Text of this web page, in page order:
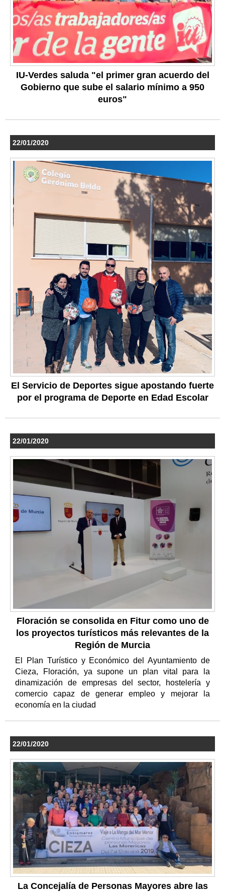
IU-Verdes saluda "el primer gran acuerdo del
Gobierno que sube el salario mínimo a 950
euros"
22/01/2020
El Servicio de Deportes sigue apostando fuerte
por el programa de Deporte en Edad Escolar
22/01/2020
Floración se consolida en Fitur como uno de
los proyectos turísticos más relevantes de la
Región de Murcia
El Plan Turístico y Económico del Ayuntamiento de
Cieza, Floración, ya supone un plan vital para la
dinamización de empresas del sector, hostelería y
comercio capaz de generar empleo y mejorar la
economía en la ciudad
22/01/2020
La Concejalía de Personas Mayores abre las